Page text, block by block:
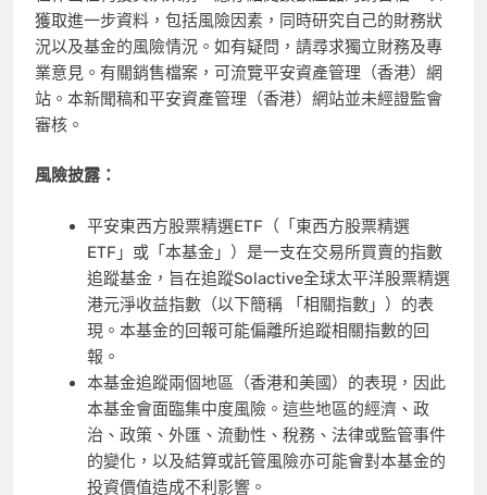
獲取進一步資料，包括風險因素，同時研究自己的財務狀
況以及基金的風險情況。如有疑問，請尋求獨立財務及專
業意見。有關銷售檔案，可流覽平安資產管理（香港）網
站。本新聞稿和平安資產管理（香港）網站並未經證監會
審核。
風險披露：
平安東西方股票精選ETF（「東西方股票精選
ETF」或「本基金」）是一支在交易所買賣的指數
追蹤基金，旨在追蹤Solactive全球太平洋股票精選
港元淨收益指數（以下簡稱 「相關指數」）的表
現。本基金的回報可能偏離所追蹤相關指數的回
報。
本基金追蹤兩個地區（香港和美國）的表現，因此
本基金會面臨集中度風險。這些地區的經濟、政
治、政策、外匯、流動性、稅務、法律或監管事件
的變化，以及結算或託管風險亦可能會對本基金的
投資價值造成不利影響。